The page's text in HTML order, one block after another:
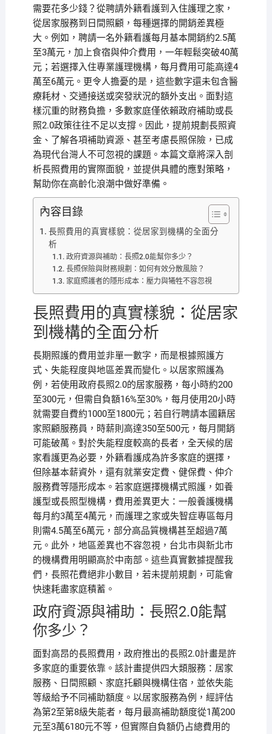
需要花多少錢？從聘請外籍看護到入住護理之家，
從居家服務到日間照顧，每種選擇的開銷差異極
大。例如，聘請一名外籍看護每月基本開銷約2.5萬
至3萬元，加上食宿與仲介費用，一年輕鬆突破40萬
元；若選擇入住專業護理機構，每月費用可能高達4
萬至6萬元。更令人擔憂的是，這些數字還未包含醫
療耗材、交通接送或突發狀況的額外支出。面對這
樣沉重的財務負擔，多數家庭僅依賴政府補助或長
照2.0政策往往不足以支撐。因此，提前規劃長照資
金、了解各項補助資源、甚至考慮長照保險，已成
為現代台灣人不可忽視的課題。本篇文章將深入剖
析長照費用的實際面貌，並提供具體的應對策略，
幫助你在高齡化浪潮中做好準備。
內容目錄
長照費用的真實樣貌：從居家到機構的全面分
析
政府資源與補助：長照2.0能幫你多少？
長照保險與財務規劃：如何有效分散風險？
家庭照護者的隱形成本：壓力與犧牲不容忽視
長照費用的真實樣貌：從居家
到機構的全面分析
長期照護的費用並非單一數字，而是根據照護方
式、失能程度與地區差異而變化。以居家照護為
例，若使用政府長照2.0的居家服務，每小時約200
至300元，但需自負額16%至30%，每月使用20小時
就需要自費約1000至1800元；若自行聘請本國籍居
家照顧服務員，時薪則高達350至500元，每月開銷
可能破萬。對於失能程度較高的長者，全天候的居
家看護更為必要，外籍看護成為許多家庭的選擇，
但除基本薪資外，還有就業安定費、健保費、仲介
服務費等隱形成本。若家庭選擇機構式照護，如養
護型或長照型機構，費用差異更大：一般養護機構
每月約3萬至4萬元，而護理之家或失智症專區每月
則需4.5萬至6萬元，部分高品質機構甚至超過7萬
元。此外，地區差異也不容忽視，台北市與新北市
的機構費用明顯高於中南部。這些真實數據提醒我
們，長照花費絕非小數目，若未提前規劃，可能會
快速耗盡家庭積蓄。
政府資源與補助：長照2.0能幫
你多少？
面對高昂的長照費用，政府推出的長照2.0計畫是許
多家庭的重要依靠。該計畫提供四大類服務：居家
服務、日間照顧、家庭托顧與機構住宿，並依失能
等級給予不同補助額度。以居家服務為例，經評估
為第2至第8級失能者，每月最高補助額度從1萬200
元至3萬6180元不等，但實際自負額仍占總費用的